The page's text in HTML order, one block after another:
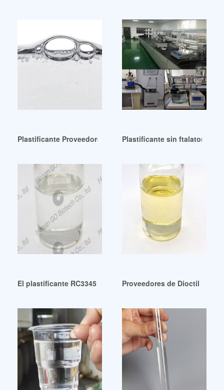
Plastificante Proveedores de plastificantes Fabricantes de
Plastificante sin ftalatos a
El plastificante RC3345 de Guadalupe es muy vendido
Proveedores de Dioctil